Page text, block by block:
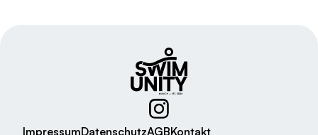
ImpressumDatenschutzAGBKontakt